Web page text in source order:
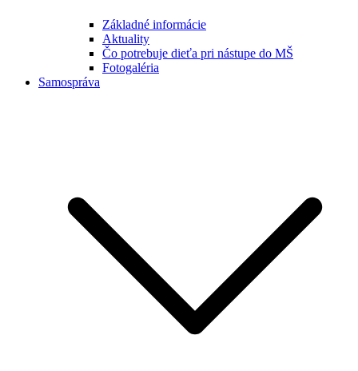
Základné informácie
Aktuality
Čo potrebuje dieťa pri nástupe do MŠ
Fotogaléria
Samospráva